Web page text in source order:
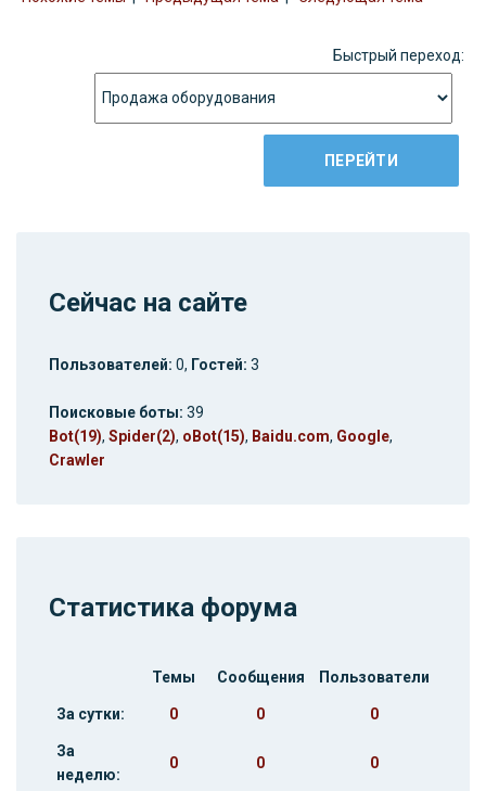
Быстрый переход:
Сейчас на сайте
Пользователей: 0, Гостей: 3
Поисковые боты: 39
Bot(19), Spider(2), oBot(15), Baidu.com, Google,
Crawler
Статистика форума
Темы Сообщения Пользователи
За сутки: 0 0 0
За
неделю:
0 0 0